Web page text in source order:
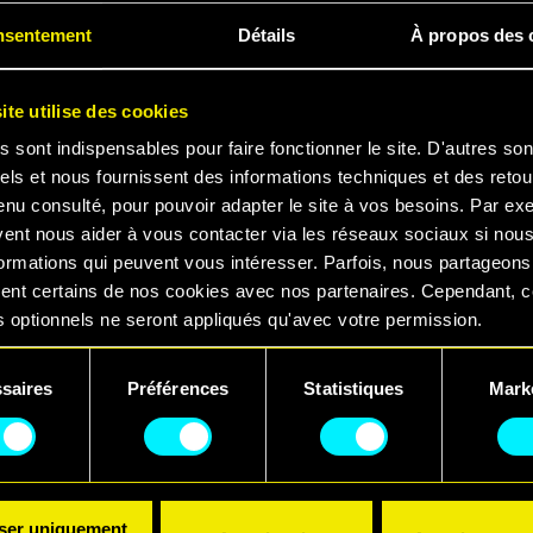
Détails À propos des
utilise des cookies
sont indispensables pour faire fonctionner le site. D'autres
et nous fournissent des informations techniques et des
consulté, pour pouvoir adapter le site à vos besoins. Par
nous aider à vous contacter via les réseaux sociaux si
qui peuvent vous intéresser. Parfois, nous partageons
certains de nos cookies avec nos partenaires. Cependant,
optionnels ne seront appliqués qu'avec votre permission.
consulter tous les détails sur notre utilisation des cookies
vos préférences dans le menu "Paramètres" ci-dessous.
Préférences Statistiques
uniquement
la prise en charge d'AMD FidelityFX Super
Veuillez noter que cette mise à jour est réservée
que malgré la différence de version entre PC et
fonctionnera toujours correctement.
consultez la liste des changements ci-dessous.
prise en charge d'AMD FidelityFX Super Resolution
Plus d'informations sont disponibles dans cet
pour Intel Xe Super Sampling 1.3.
possible d'activer simultanément la
et DLSS.
onglet « Utilitaires » dans les paramètres et
HDD Mode, Hybrid CPU Utilization et AMD